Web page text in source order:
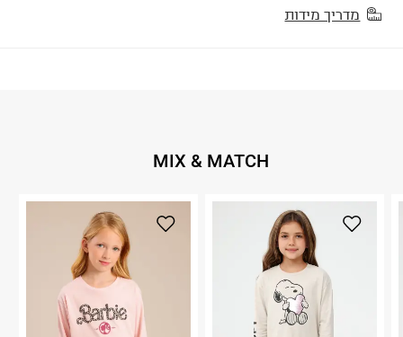
מדריך מידות
MIX & MATCH